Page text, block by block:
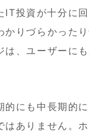
投資が十分に
りづらかった
、ユーザーに
にも中長期的
ありません。